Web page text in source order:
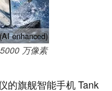
enhanced)
万像素
的旗舰智能手机 Tank